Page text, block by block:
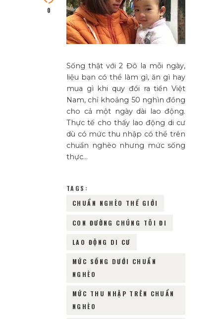
0
Sống thật với 2 Đô la mỗi ngày,
liệu bạn có thể làm gì, ăn gì hay
mua gì khi quy đổi ra tiền Việt
Nam, chỉ khoảng 50 nghìn đồng
cho cả một ngày dài lao động.
Thực tế cho thấy lao động di cư
dù có mức thu nhập có thể trên
chuẩn nghèo nhưng mức sống
thực…
TAGS:
CHUẨN NGHÈO THẾ GIỚI
CON ĐƯỜNG CHÚNG TÔI ĐI
LAO ĐỘNG DI CƯ
MỨC SỐNG DƯỚI CHUẨN
NGHÈO
MỨC THU NHẬP TRÊN CHUẨN
NGHÈO